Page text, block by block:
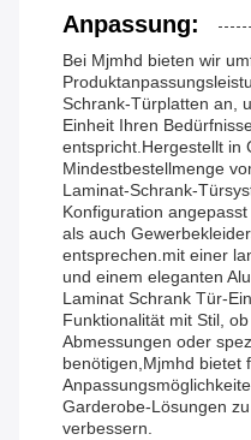
Anpassung:
Bei Mjmhd bieten wir
Schrank-Türplatten an,
Einheit Ihren
entspricht.Hergestellt in
Mindestbestellmenge
Laminat-Schrank-
Konfiguration
als auch
entsprechen.mit einer
und einem eleganten
Laminat Schrank Tür-
Funktionalität mit Stil,
Abmessungen oder
benötigen,Mjmhd bietet
Garderobe-Lösungen
verbessern.